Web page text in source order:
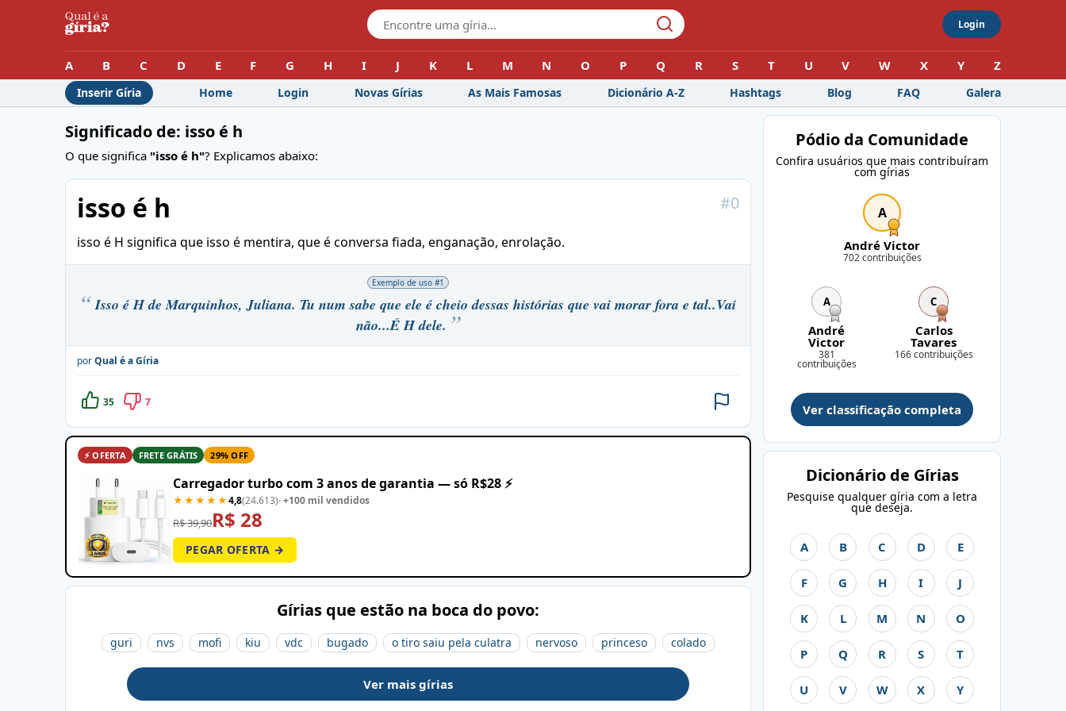
Login
A B C D E F G H I J K L M N O P Q R S T U V W X Y Z
Inserir Gíria Home Login Novas Gírias As Mais Famosas Dicionário A-Z Hashtags Blog FAQ Galera
Significado de: isso é h
O que significa "isso é h"? Explicamos abaixo:
#0
isso é h
isso é H significa que isso é mentira, que é conversa fiada, enganação, enrolação.
Exemplo de uso #1
Isso é H de Marquinhos, Juliana. Tu num sabe que ele é cheio dessas histórias que vai morar fora e tal..Vai
não...É H dele.
porQual é a Gíria
35 7
⚡ OFERTA FRETE GRÁTIS 29% OFF
Carregador turbo com 3 anos de garantia — só R$28 ⚡
★★★★★4,8(24.613)· +100 mil vendidos
R$ 39,90R$ 28
PEGAR OFERTA →
Gírias que estão na boca do povo:
guri nvs mofi kiu vdc bugado o tiro saiu pela culatra nervoso princeso colado
Ver mais gírias
Pódio da Comunidade
Confira usuários que mais contribuíram
com gírias
A
André Victor
702 contribuições
A
André
Victor
381
contribuições
C
Carlos
Tavares
166 contribuições
Ver classificação completa
Dicionário de Gírias
Pesquise qualquer gíria com a letra
que deseja.
A B C D E
F G H I J
K L M N O
P Q R S T
U V W X Y